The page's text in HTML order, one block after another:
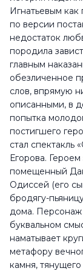
Игнатьевым
по версии
недостаток
породила
главным
обезличенное
слов, впрямую
описанными, в
попытка
постигшего
стал спектакль
Егорова.
помещенный
Одиссей (его
бродягу-
дома. Персонаж
буквальном
наматывает
метафору
камня,